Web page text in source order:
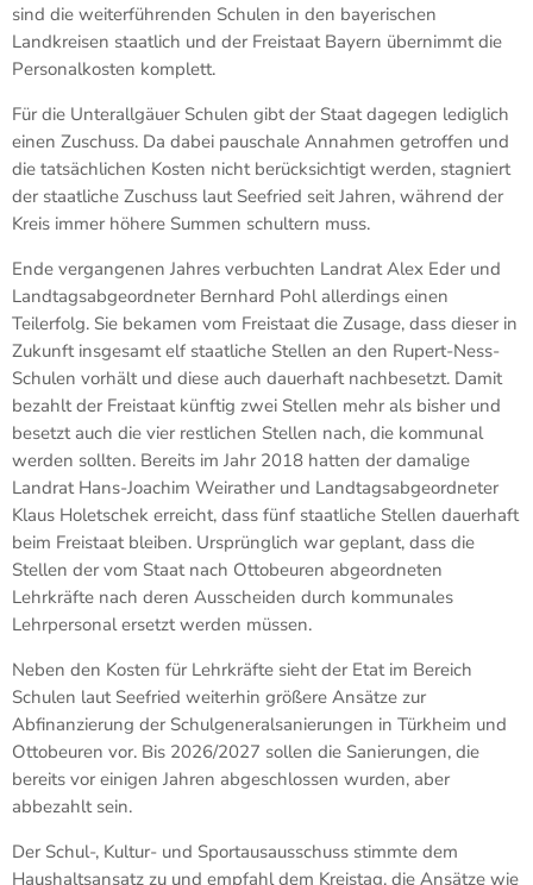
sind die weiterführenden Schulen in den bayerischen
Landkreisen staatlich und der Freistaat Bayern übernimmt die
Personalkosten komplett.
Für die Unterallgäuer Schulen gibt der Staat dagegen lediglich
einen Zuschuss. Da dabei pauschale Annahmen getroffen und
die tatsächlichen Kosten nicht berücksichtigt werden, stagniert
der staatliche Zuschuss laut Seefried seit Jahren, während der
Kreis immer höhere Summen schultern muss.
Ende vergangenen Jahres verbuchten Landrat Alex Eder und
Landtagsabgeordneter Bernhard Pohl allerdings einen
Teilerfolg. Sie bekamen vom Freistaat die Zusage, dass dieser in
Zukunft insgesamt elf staatliche Stellen an den Rupert-Ness-
Schulen vorhält und diese auch dauerhaft nachbesetzt. Damit
bezahlt der Freistaat künftig zwei Stellen mehr als bisher und
besetzt auch die vier restlichen Stellen nach, die kommunal
werden sollten. Bereits im Jahr 2018 hatten der damalige
Landrat Hans-Joachim Weirather und Landtagsabgeordneter
Klaus Holetschek erreicht, dass fünf staatliche Stellen dauerhaft
beim Freistaat bleiben. Ursprünglich war geplant, dass die
Stellen der vom Staat nach Ottobeuren abgeordneten
Lehrkräfte nach deren Ausscheiden durch kommunales
Lehrpersonal ersetzt werden müssen.
Neben den Kosten für Lehrkräfte sieht der Etat im Bereich
Schulen laut Seefried weiterhin größere Ansätze zur
Abfinanzierung der Schulgeneralsanierungen in Türkheim und
Ottobeuren vor. Bis 2026/2027 sollen die Sanierungen, die
bereits vor einigen Jahren abgeschlossen wurden, aber
abbezahlt sein.
Der Schul-, Kultur- und Sportausausschuss stimmte dem
Haushaltsansatz zu und empfahl dem Kreistag, die Ansätze wie